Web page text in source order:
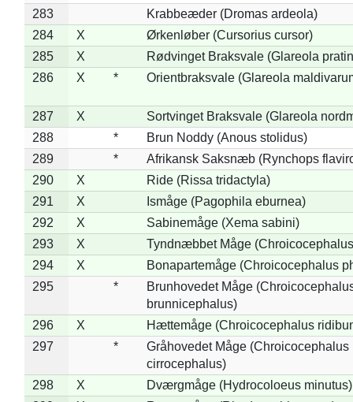
283
Krabbeæder (Dromas ardeola)
284
X
Ørkenløber (Cursorius cursor)
285
X
Rødvinget Braksvale (Glareola
286
X * Orientbraksvale (Glareola
287 X
Sortvinget Braksvale (Glareola
288
*
Brun Noddy (Anous stolidus)
289
*
Afrikansk Saksnæb (Rynchops
290
X
Ride (Rissa tridactyla)
291
X
Ismåge (Pagophila eburnea)
292
X
Sabinemåge (Xema sabini)
293
X
Tyndnæbbet Måge
294
X
Bonapartemåge (Chroicocephalus
295
*
Brunhovedet Måge
brunnicephalus)
296
X
Hættemåge (Chroicocephalus
297
*
Gråhovedet Måge (Chroicocephalus
cirrocephalus)
298
X
Dværgmåge (Hydrocoloeus minutus)